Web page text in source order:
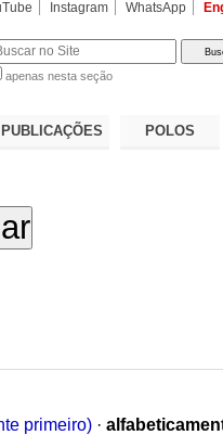
Instagram WhatsApp
apenas nesta seção
PUBLICAÇÕES POLOS
primeiro) ·